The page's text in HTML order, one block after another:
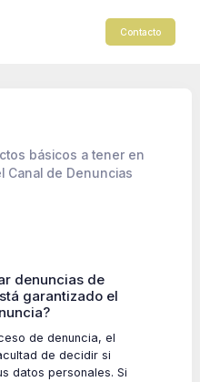
Contacto
básicos a tener en
Canal de Denuncias
denuncias de
garantizado el
de denuncia, el
de decidir si
datos personales. Si